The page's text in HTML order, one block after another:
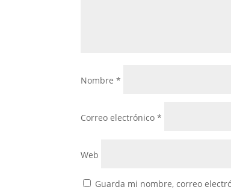
Nombre*
Correo electrónico*
Web
Guarda mi nombre, correo